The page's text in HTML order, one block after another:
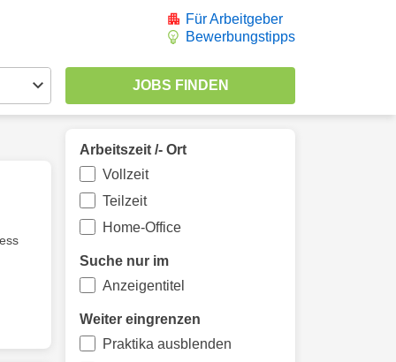
Für Arbeitgeber
Bewerbungstipps
Arbeitszeit /- Ort
Vollzeit
Teilzeit
Home-Office
Suche nur im
Anzeigentitel
Weiter eingrenzen
Praktika ausblenden